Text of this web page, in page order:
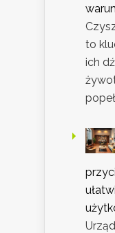
to
ich